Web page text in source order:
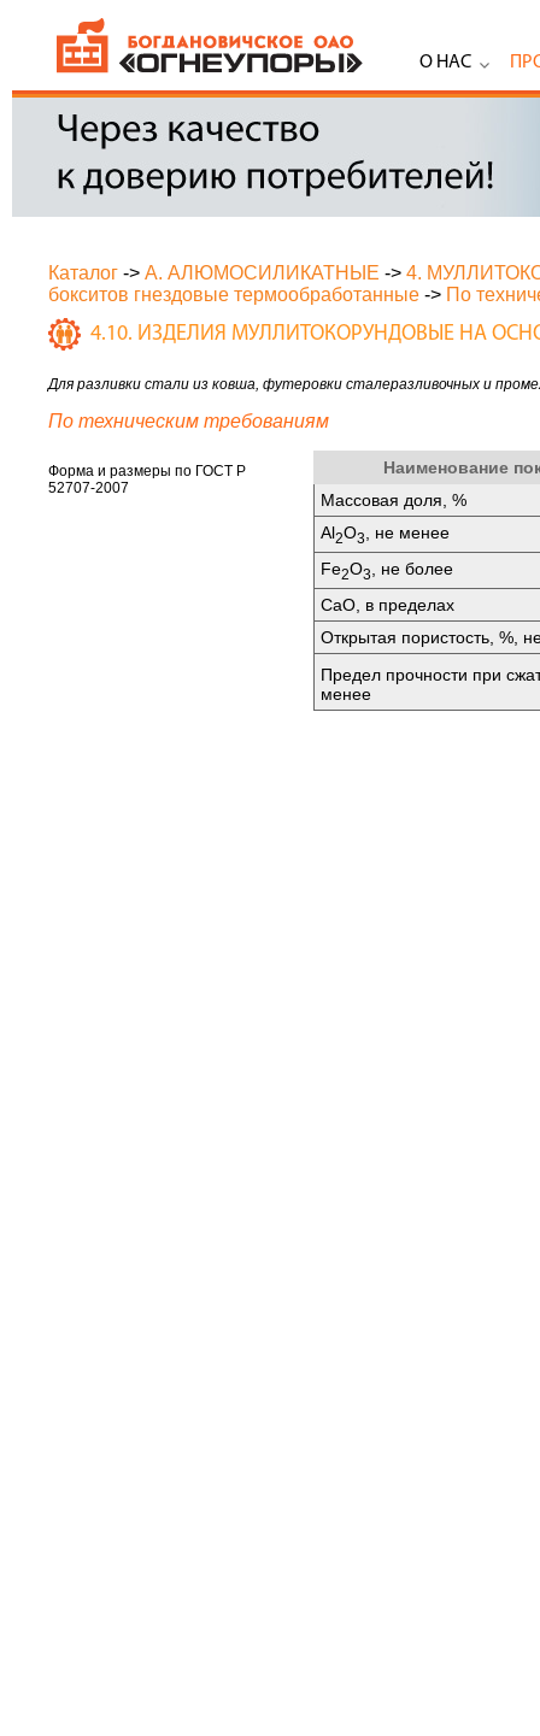
О НАС
Каталог -> А. АЛЮМОСИЛИКАТНЫЕ -> 4.
бокситов гнездовые термообработанные -> По
4.10. ИЗДЕЛИЯ МУЛЛИТОКОРУНДОВЫЕ НА
Для разливки стали из ковша, футеровки сталеразливочных и
По техническим требованиям
Форма и размеры по ГОСТ Р
52707-2007
Наименование
Массовая доля, %
Аl2O3
, не менее
Fе2O3
, не более
СаО, в пределах
Открытая пористость, %,
Предел прочности при
менее